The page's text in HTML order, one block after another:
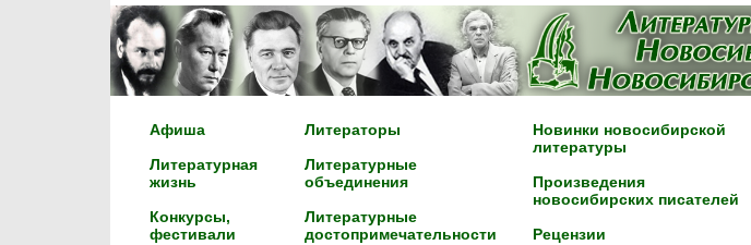
Афиша
Литературная
жизнь
Конкурсы,
фестивали
Литераторы
Литературные
объединения
Литературные
достопримечательности
Новинки новосибирской
литературы
Произведения
новосибирских писателей
Рецензии